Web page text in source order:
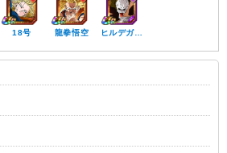
18号 龍拳悟空 ヒルデガ…